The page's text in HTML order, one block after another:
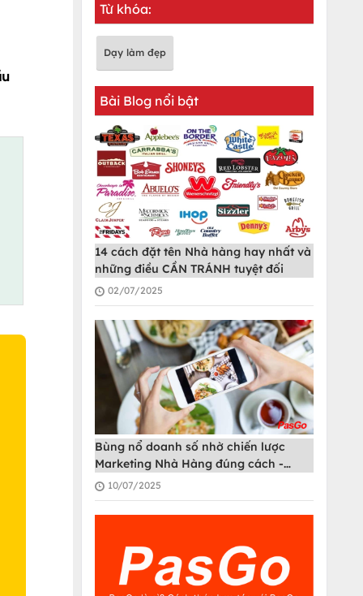
Từ khóa:
Dạy làm đẹp
Bài Blog nổi bật
14 cách đặt tên Nhà hàng hay nhất và
những điều CẦN TRÁNH tuyệt đối
02/07/2025
Bùng nổ doanh số nhờ chiến lược
Marketing Nhà Hàng đúng cách -
PasGo
10/07/2025